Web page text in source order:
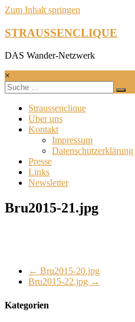
Zum Inhalt springen
STRAUSSENCLIQUE
DAS Wander-Netzwerk
×
Straussenclique
Über uns
Kontakt
Impressum
Datenschutzerklärung
Presse
Links
Newsletter
Bru2015-21.jpg
← Bru2015-20.jpg
Bru2015-22.jpg →
Kategorien